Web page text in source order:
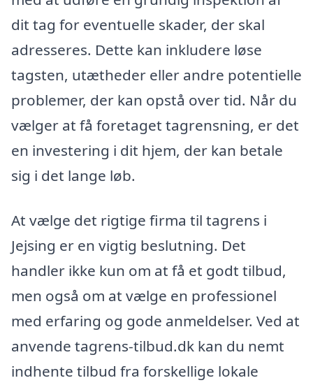
dit tag for eventuelle skader, der skal
adresseres. Dette kan inkludere løse
tagsten, utætheder eller andre potentielle
problemer, der kan opstå over tid. Når du
vælger at få foretaget tagrensning, er det
en investering i dit hjem, der kan betale
sig i det lange løb.
At vælge det rigtige firma til tagrens i
Jejsing er en vigtig beslutning. Det
handler ikke kun om at få et godt tilbud,
men også om at vælge en professionel
med erfaring og gode anmeldelser. Ved at
anvende tagrens-tilbud.dk kan du nemt
indhente tilbud fra forskellige lokale